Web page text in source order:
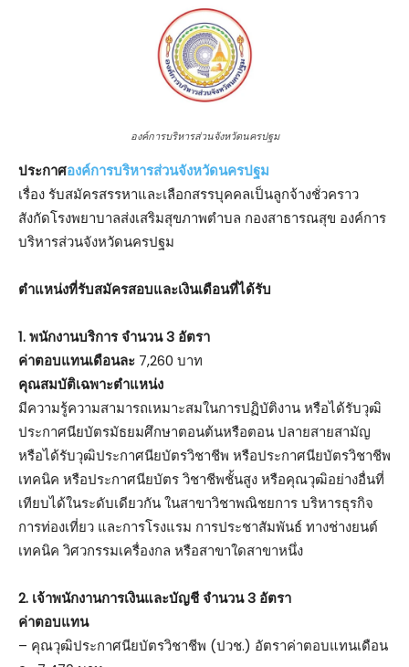
องค์การบริหารส่วนจังหวัดนครปฐม
ประกาศองค์การบริหารส่วนจังหวัดนครปฐม
เรื่อง รับสมัครสรรหาและเลือกสรรบุคคลเป็นลูกจ้างชั่วคราว
สังกัดโรงพยาบาลส่งเสริมสุขภาพตำบล กองสาธารณสุข องค์การ
บริหารส่วนจังหวัดนครปฐม
ตําแหน่งที่รับสมัครสอบและเงินเดือนที่ได้รับ
1. พนักงานบริการ จำนวน 3 อัตรา
ค่าตอบแทนเดือนละ 7,260 บาท
คุณสมบัติเฉพาะตำแหน่ง
มีความรู้ความสามารถเหมาะสมในการปฏิบัติงาน หรือได้รับวุฒิ
ประกาศนียบัตรมัธยมศึกษาตอนต้นหรือตอน ปลายสายสามัญ
หรือได้รับวุฒิประกาศนียบัตรวิชาชีพ หรือประกาศนียบัตรวิชาชีพ
เทคนิค หรือประกาศนียบัตร วิชาชีพชั้นสูง หรือคุณวุฒิอย่างอื่นที่
เทียบได้ในระดับเดียวกัน ในสาขาวิชาพณิชยการ บริหารธุรกิจ
การท่องเที่ยว และการโรงแรม การประชาสัมพันธ์ ทางช่างยนต์
เทคนิค วิศวกรรมเครื่องกล หรือสาขาใดสาขาหนึ่ง
2. เจ้าพนักงานการเงินและบัญชี จำนวน 3 อัตรา
ค่าตอบแทน
– คุณวุฒิประกาศนียบัตรวิชาชีพ (ปวช.) อัตราค่าตอบแทนเดือน